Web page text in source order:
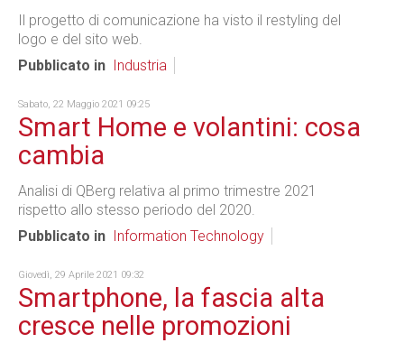
Il progetto di comunicazione ha visto il restyling del
logo e del sito web.
Pubblicato in
Industria
Sabato, 22 Maggio 2021 09:25
Smart Home e volantini: cosa
cambia
Analisi di QBerg relativa al primo trimestre 2021
rispetto allo stesso periodo del 2020.
Pubblicato in
Information Technology
Giovedì, 29 Aprile 2021 09:32
Smartphone, la fascia alta
cresce nelle promozioni